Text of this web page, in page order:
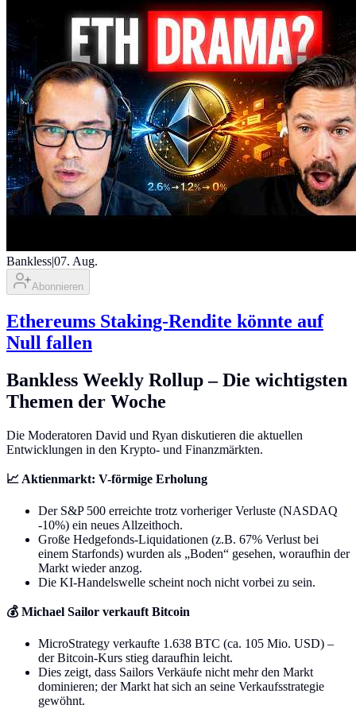
Bankless|07. Aug.
Abonnieren
Ethereums Staking-Rendite könnte auf
Null fallen
Bankless Weekly Rollup – Die wichtigsten
Themen der Woche
Die Moderatoren David und Ryan diskutieren die aktuellen
Entwicklungen in den Krypto- und Finanzmärkten.
📈 Aktienmarkt: V-förmige Erholung
Der S&P 500 erreichte trotz vorheriger Verluste (NASDAQ
-10%) ein neues Allzeithoch.
Große Hedgefonds-Liquidationen (z.B. 67% Verlust bei
einem Starfonds) wurden als „Boden“ gesehen, woraufhin der
Markt wieder anzog.
Die KI-Handelswelle scheint noch nicht vorbei zu sein.
💰 Michael Sailor verkauft Bitcoin
MicroStrategy verkaufte 1.638 BTC (ca. 105 Mio. USD) –
der Bitcoin-Kurs stieg daraufhin leicht.
Dies zeigt, dass Sailors Verkäufe nicht mehr den Markt
dominieren; der Markt hat sich an seine Verkaufsstrategie
gewöhnt.